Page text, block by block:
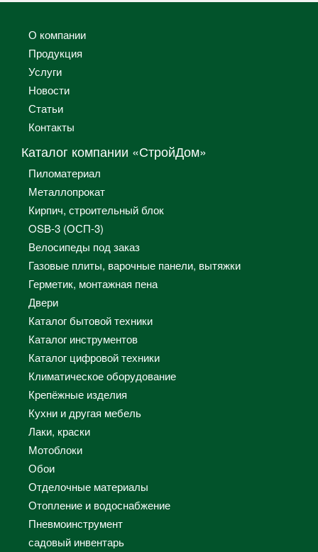
О компании
Продукция
Услуги
Новости
Статьи
Контакты
Каталог компании «СтройДом»
Пиломатериал
Металлопрокат
Кирпич, строительный блок
OSB-3 (ОСП-3)
Велосипеды под заказ
Газовые плиты, варочные панели, вытяжки
Герметик, монтажная пена
Двери
Каталог бытовой техники
Каталог инструментов
Каталог цифровой техники
Климатическое оборудование
Крепёжные изделия
Кухни и другая мебель
Лаки, краски
Мотоблоки
Обои
Отделочные материалы
Отопление и водоснабжение
Пневмоинструмент
садовый инвентарь